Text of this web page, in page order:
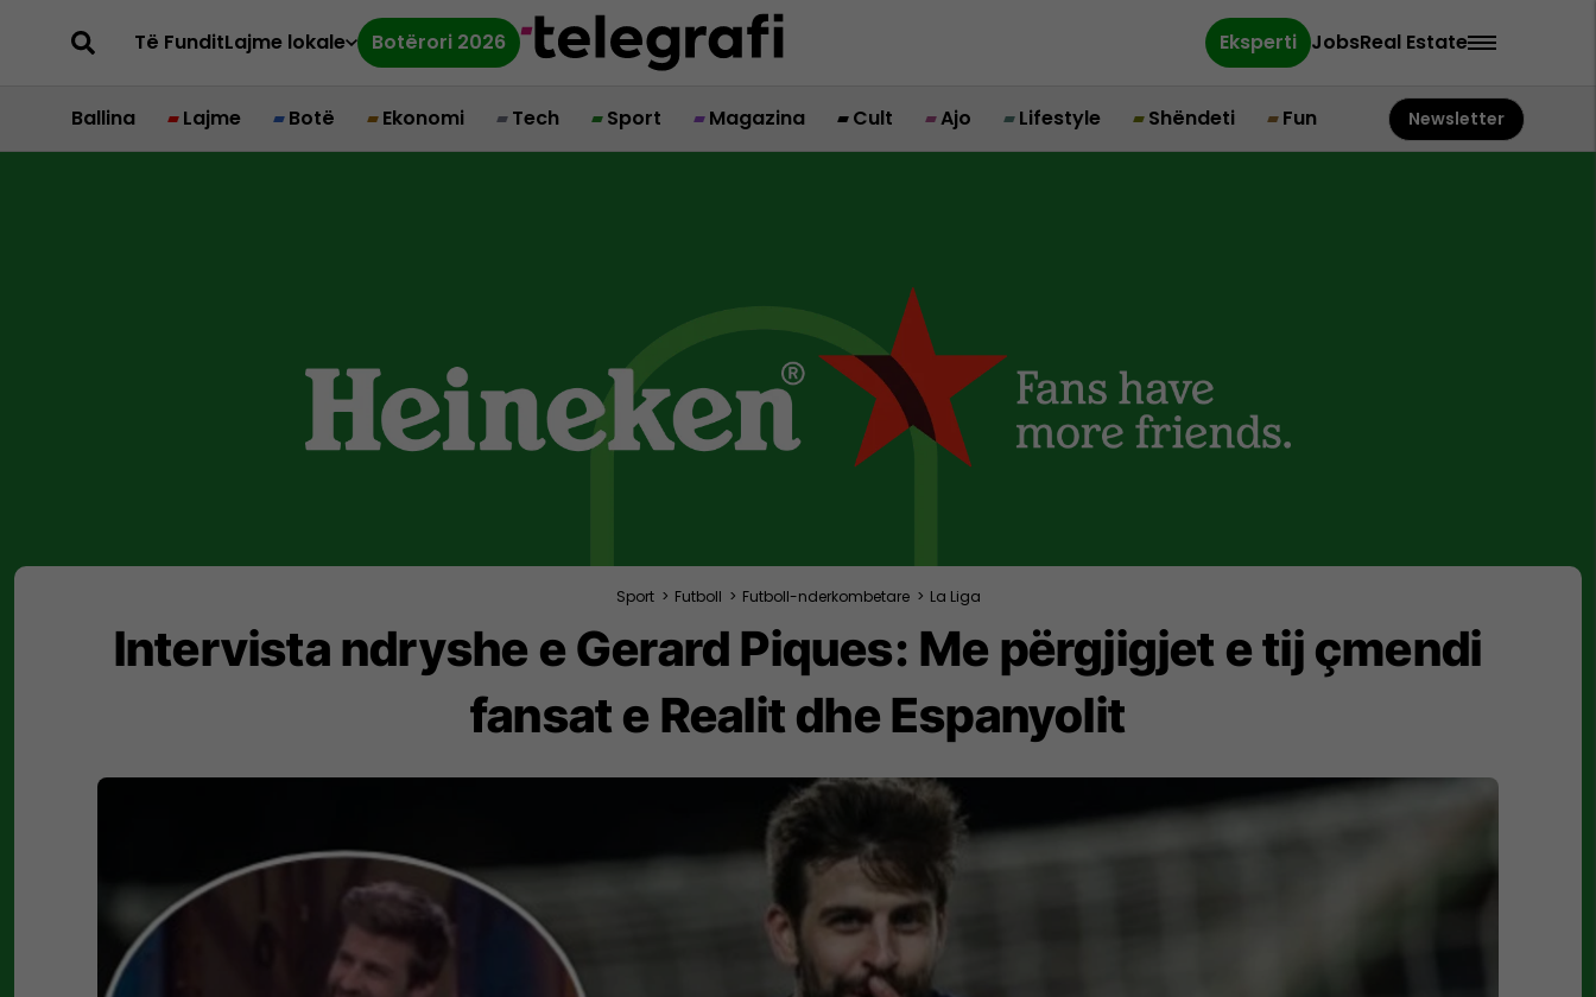
Të FunditLajme lokale Botërori 2026 Eksperti JobsReal Estate
Ballina Lajme Botë Ekonomi Tech Sport Magazina Cult Ajo Lifestyle Shëndeti Fun Newsletter
Sport > Futboll > Futboll-nderkombetare > La Liga
Intervista ndryshe e Gerard Piques: Me përgjigjet e tij çmendi
fansat e Realit dhe Espanyolit